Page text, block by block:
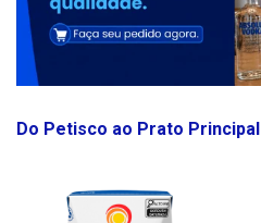
Do Petisco ao Prato Principal